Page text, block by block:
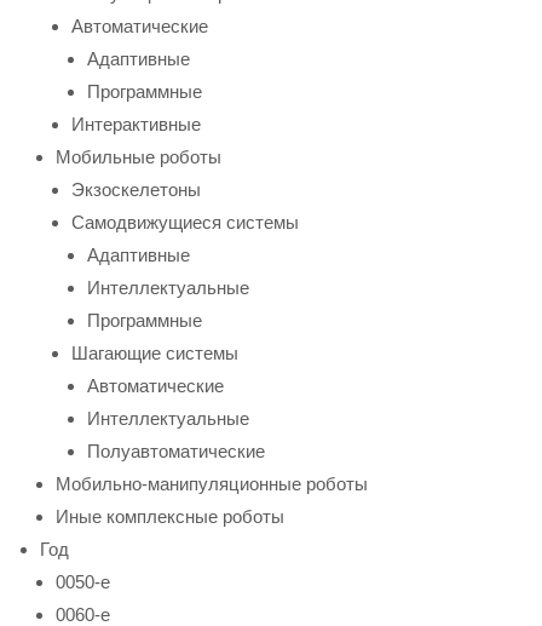
Автоматические
Адаптивные
Программные
Интерактивные
Мобильные роботы
Экзоскелетоны
Самодвижущиеся системы
Адаптивные
Интеллектуальные
Программные
Шагающие системы
Автоматические
Интеллектуальные
Полуавтоматические
Мобильно-манипуляционные роботы
Иные комплексные роботы
Год
0050-е
0060-е